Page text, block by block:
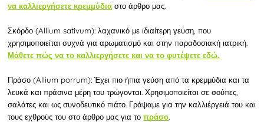
να καλλιεργήσετε κρεμμύδια στο άρθρο μας.
Σκόρδο (Allium sativum): λαχανικό με ιδιαίτερη γεύση, που
χρησιμοποιείται συχνά για αρωματισμό και στην παραδοσιακή ιατρική.
Μάθετε πώς να το καλλιεργήσετε και να το φυτέψετε εδώ.
Πράσο (Allium porrum): Έχει πιο ήπια γεύση από τα κρεμμύδια και τα
λευκά και πράσινα μέρη του τρώγονται. Χρησιμοποιείται σε σούπες,
σαλάτες και ως συνοδευτικό πιάτο. Γράψαμε για την καλλιέργειά του και
τους εχθρούς του στο άρθρο μας για τοπράσο.